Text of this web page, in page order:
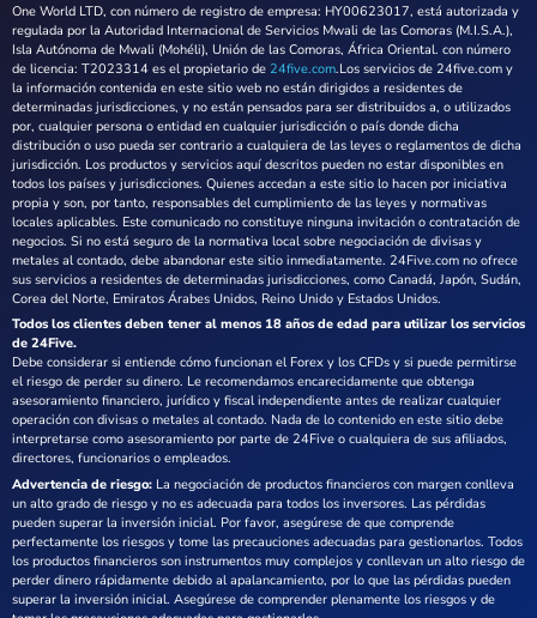
One World LTD, con número de registro de empresa: HY00623017, está autorizada y
regulada por la Autoridad Internacional de Servicios Mwali de las Comoras (M.I.S.A.),
Isla Autónoma de Mwali (Mohéli), Unión de las Comoras, África Oriental. con número
de licencia: T2023314 es el propietario de 24five.com.Los servicios de 24five.com y
la información contenida en este sitio web no están dirigidos a residentes de
determinadas jurisdicciones, y no están pensados para ser distribuidos a, o utilizados
por, cualquier persona o entidad en cualquier jurisdicción o país donde dicha
distribución o uso pueda ser contrario a cualquiera de las leyes o reglamentos de dicha
jurisdicción. Los productos y servicios aquí descritos pueden no estar disponibles en
todos los países y jurisdicciones. Quienes accedan a este sitio lo hacen por iniciativa
propia y son, por tanto, responsables del cumplimiento de las leyes y normativas
locales aplicables. Este comunicado no constituye ninguna invitación o contratación de
negocios. Si no está seguro de la normativa local sobre negociación de divisas y
metales al contado, debe abandonar este sitio inmediatamente. 24Five.com no ofrece
sus servicios a residentes de determinadas jurisdicciones, como Canadá, Japón, Sudán,
Corea del Norte, Emiratos Árabes Unidos, Reino Unido y Estados Unidos.
Todos los clientes deben tener al menos 18 años de edad para utilizar los servicios
de 24Five.
Debe considerar si entiende cómo funcionan el Forex y los CFDs y si puede permitirse
el riesgo de perder su dinero. Le recomendamos encarecidamente que obtenga
asesoramiento financiero, jurídico y fiscal independiente antes de realizar cualquier
operación con divisas o metales al contado. Nada de lo contenido en este sitio debe
interpretarse como asesoramiento por parte de 24Five o cualquiera de sus afiliados,
directores, funcionarios o empleados.
Advertencia de riesgo: La negociación de productos financieros con margen conlleva
un alto grado de riesgo y no es adecuada para todos los inversores. Las pérdidas
pueden superar la inversión inicial. Por favor, asegúrese de que comprende
perfectamente los riesgos y tome las precauciones adecuadas para gestionarlos. Todos
los productos financieros son instrumentos muy complejos y conllevan un alto riesgo de
perder dinero rápidamente debido al apalancamiento, por lo que las pérdidas pueden
superar la inversión inicial. Asegúrese de comprender plenamente los riesgos y de